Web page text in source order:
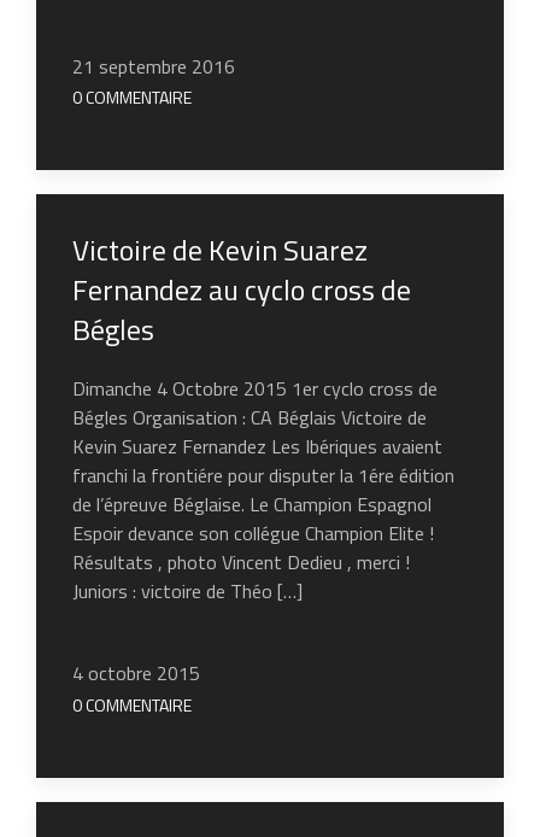
21 septembre 2016
0 COMMENTAIRE
Victoire de Kevin Suarez
Fernandez au cyclo cross de
Bégles
Dimanche 4 Octobre 2015 1er cyclo cross de
Bégles Organisation : CA Béglais Victoire de
Kevin Suarez Fernandez Les Ibériques avaient
franchi la frontiére pour disputer la 1ére édition
de l’épreuve Béglaise. Le Champion Espagnol
Espoir devance son collégue Champion Elite !
Résultats , photo Vincent Dedieu , merci !
Juniors : victoire de Théo […]
4 octobre 2015
0 COMMENTAIRE